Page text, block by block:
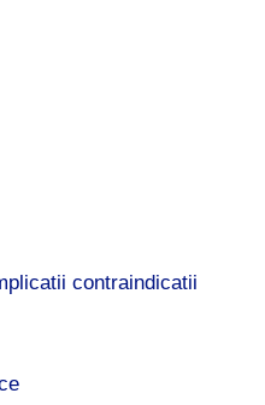
contraindicatii